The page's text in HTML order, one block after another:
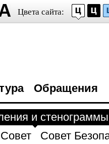
Цвета сайта:
Обращения
и стенограммы
Совет